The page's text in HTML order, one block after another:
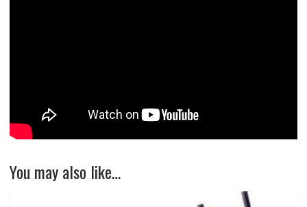
You may also like…